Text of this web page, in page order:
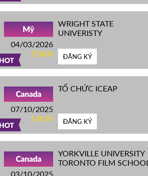
HOT
Mỹ
04/03/2026
15h00
WRIGHT STATE
UNIVERISTY
ĐĂNG KÝ
HOT
Canada
07/10/2025
14h30
TỔ CHỨC ICEAP
ĐĂNG KÝ
Canada
03/10/2025
YORKVILLE UNIVERSITY
TORONTO FILM SCHOOL